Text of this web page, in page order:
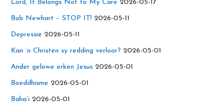
Lord, It Belongs Not to My Care 2026-05-17
Bob Newhart – STOP IT! 2026-05-11
Depressie 2026-05-11
Kan ’n Christen sy redding verloor? 2026-05-01
Ander gelowe erken Jesus 2026-05-01
Boeddhisme 2026-05-01
Baha’i 2026-05-01